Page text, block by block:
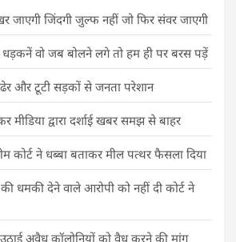
जाएगी जिंदगी जुल्फ नहीं जो फिर संवर जाएगी
धड़कनें वो जब बोलने लगे तो हम ही पर बरस पड़ें
और टूटी सड़कों से जनता परेशान
मीडिया द्वारा दर्शाई खबर समझ से बाहर
कोर्ट ने धब्बा बताकर मील पत्थर फैसला दिया
धमकी देने वाले आरोपी को नहीं दी कोर्ट ने
अवैध कॉलोनियों को वैध करने की मांग